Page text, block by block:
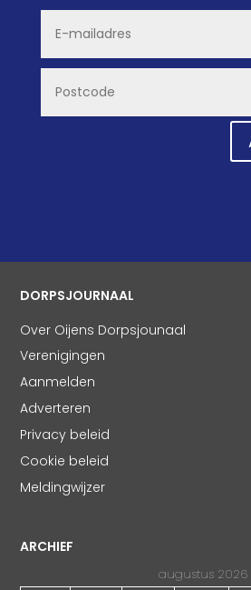
DORPSJOURNAAL
Over Oijens Dorpsjounaal
Verenigingen
Aanmelden
Adverteren
Privacy beleid
Cookie beleid
Meldingwijzer
ARCHIEF
augustus 2026